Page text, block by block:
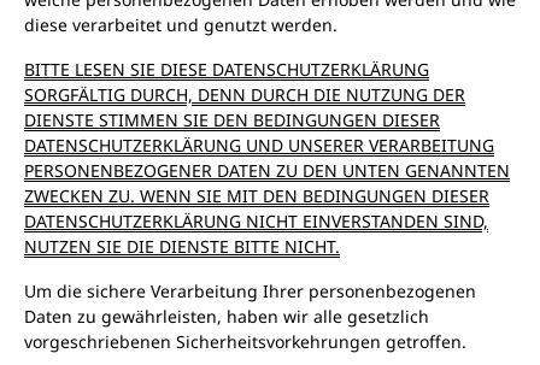
diese verarbeitet und genutzt werden.
BITTE LESEN SIE DIESE DATENSCHUTZERKLÄRUNG
SORGFÄLTIG DURCH, DENN DURCH DIE NUTZUNG DER
DIENSTE STIMMEN SIE DEN BEDINGUNGEN DIESER
DATENSCHUTZERKLÄRUNG UND UNSERER VERARBEITUNG
PERSONENBEZOGENER DATEN ZU DEN UNTEN GENANNTEN
ZWECKEN ZU. WENN SIE MIT DEN BEDINGUNGEN DIESER
DATENSCHUTZERKLÄRUNG NICHT EINVERSTANDEN SIND,
NUTZEN SIE DIE DIENSTE BITTE NICHT.
Um die sichere Verarbeitung Ihrer personenbezogenen
Daten zu gewährleisten, haben wir alle gesetzlich
vorgeschriebenen Sicherheitsvorkehrungen getroffen.